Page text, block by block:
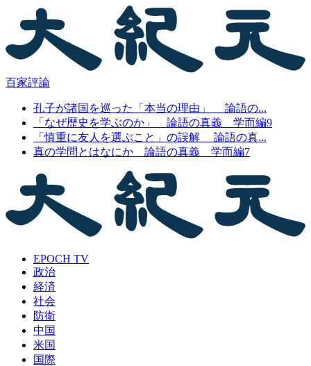
百家評論
孔子が諸国を巡った「本当の理由」 論語の...
「なぜ歴史を学ぶのか」 論語の真義 学而編9
「慎重に友人を選ぶこと」の誤解 論語の真...
真の学問とはなにか 論語の真義 学而編7
EPOCH TV
政治
経済
社会
防衛
中国
米国
国際